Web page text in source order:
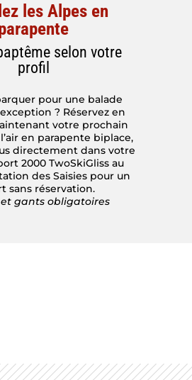
les Alpes en
selon votre
profil
pour une balade
? Réservez en
votre prochain
en parapente biplace,
directement dans votre
2000 TwoSkiGliss au
des Saisies pour un
sans réservation.
gants obligatoires